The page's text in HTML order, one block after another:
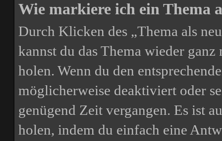
Wie markiere ich ein Thema
Durch Klicken des „Thema als
kannst du das Thema wieder
holen. Wenn du den
möglicherweise deaktiviert oder
genügend Zeit vergangen. Es ist
holen, indem du einfach eine